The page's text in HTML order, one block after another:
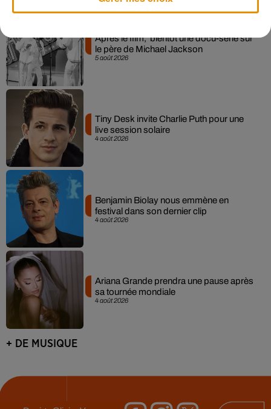
5 août 2026
Après le film, bientôt une docu-série sur
le père de Michael Jackson
4 août 2026
Tiny Desk invite Charlie Puth pour une
live session solaire
4 août 2026
Benjamin Biolay nous emmène en
festival dans son dernier clip
4 août 2026
Ariana Grande prendra une pause après
sa tournée mondiale
+ DE MUSIQUE